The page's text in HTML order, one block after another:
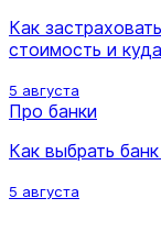
Как
стоимость и
5 августа
Про банки
Как выбрать
5 августа